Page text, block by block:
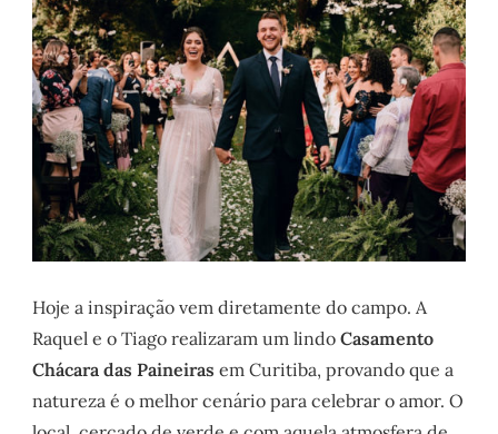
Hoje a inspiração vem diretamente do campo. A
Raquel e o Tiago realizaram um lindoCasamento
Chácara das Paineiras em Curitiba, provando que a
natureza é o melhor cenário para celebrar o amor. O